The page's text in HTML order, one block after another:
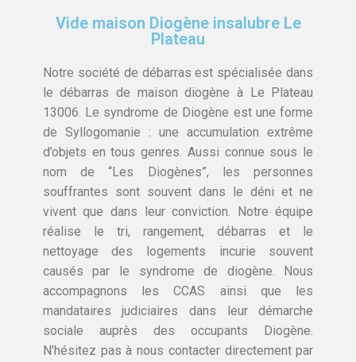
Vide maison Diogène insalubre Le
Plateau
Notre société de débarras est spécialisée dans
le débarras de maison diogène à Le Plateau
13006. Le syndrome de Diogène est une forme
de Syllogomanie : une accumulation extrême
d’objets en tous genres. Aussi connue sous le
nom de “Les Diogènes”, les personnes
souffrantes sont souvent dans le déni et ne
vivent que dans leur conviction. Notre équipe
réalise le tri, rangement, débarras et le
nettoyage des logements incurie souvent
causés par le syndrome de diogène. Nous
accompagnons les CCAS ainsi que les
mandataires judiciaires dans leur démarche
sociale auprès des occupants Diogène.
N’hésitez pas à nous contacter directement par